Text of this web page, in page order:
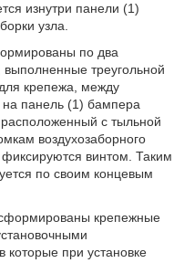
изнутри панели (1)
узла.
по два
треугольной
крепежа, между
на панель (1) бампера
с тыльной
воздухозаборного
винтом. Таким
по своим концевым
крепежные
при установке